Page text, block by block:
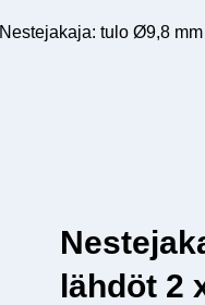
Nestejakaja: tulo Ø9,8
lähdöt 2